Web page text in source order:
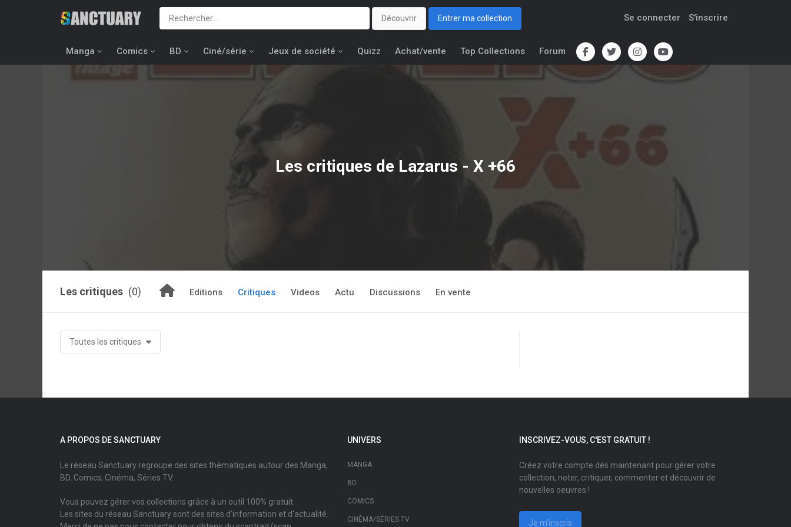
Découvrir Entrer ma collection Se connecter S'inscrire
Manga Comics BD Ciné/série Jeux de société Quizz Achat/vente Top Collections Forum
Les critiques de Lazarus - X +66
Les critiques (0) Editions Critiques Videos Actu Discussions En vente
Toutes les critiques
A PROPOS DE SANCTUARY
Le réseau Sanctuary regroupe des sites thématiques autour des Manga,
BD, Comics, Cinéma, Séries TV.
Vous pouvez gérer vos collections grâce à un outil 100% gratuit.
Les sites du réseau Sanctuary sont des sites d'information et d'actualité.
UNIVERS
MANGA
BD
COMICS
CINÉMA/SÉRIES TV
INSCRIVEZ-VOUS, C'EST GRATUIT !
Créez votre compte dès maintenant pour gérer votre
collection, noter, critiquer, commenter et découvrir de
nouvelles oeuvres !
Je m'inscris